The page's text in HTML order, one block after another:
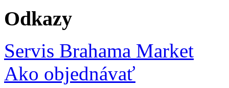
Odkazy
Servis Brahama Market
Ako objednávať